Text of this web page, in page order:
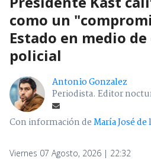
como un
Estado en medio
policial
Antonio Gonzalez
Periodista. Editor
Con información deMaría José de
Viernes 07 Agosto, 2026 | 22:32